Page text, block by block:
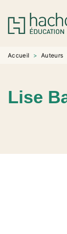
MENU
PIED DE PAGE
Accueil > Auteurs
Lise